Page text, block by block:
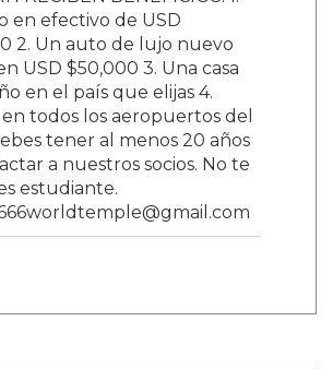
en efectivo de USD
2. Un auto de lujo nuevo
USD $50,000 3. Una casa
en el país que elijas 4.
todos los aeropuertos del
tener al menos 20 años
a nuestros socios. No te
estudiante.